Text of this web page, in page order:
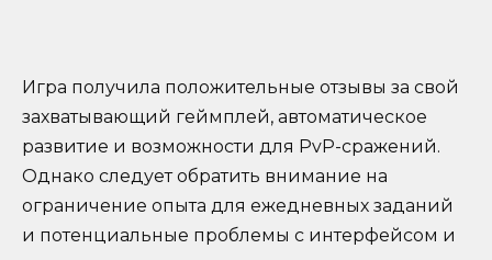
Игра получила положительные отзывы за свой
захватывающий геймплей, автоматическое
развитие и возможности для PvP-сражений.
Однако следует обратить внимание на
ограничение опыта для ежедневных заданий
и потенциальные проблемы с интерфейсом и